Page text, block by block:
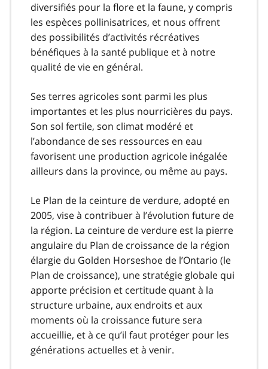
diversifiés pour la flore et la faune, y compris
les espèces pollinisatrices, et nous offrent
des possibilités d’activités récréatives
bénéfiques à la santé publique et à notre
qualité de vie en général.
Ses terres agricoles sont parmi les plus
importantes et les plus nourricières du pays.
Son sol fertile, son climat modéré et
l’abondance de ses ressources en eau
favorisent une production agricole inégalée
ailleurs dans la province, ou même au pays.
Le Plan de la ceinture de verdure, adopté en
2005, vise à contribuer à l’évolution future de
la région. La ceinture de verdure est la pierre
angulaire du Plan de croissance de la région
élargie du Golden Horseshoe de l’Ontario (le
Plan de croissance), une stratégie globale qui
apporte précision et certitude quant à la
structure urbaine, aux endroits et aux
moments où la croissance future sera
accueillie, et à ce qu’il faut protéger pour les
générations actuelles et à venir.